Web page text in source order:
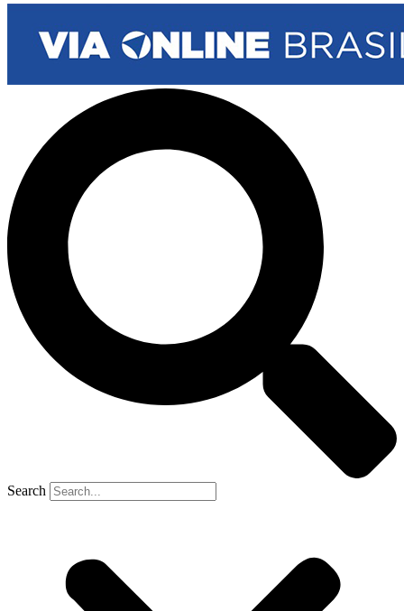
Search